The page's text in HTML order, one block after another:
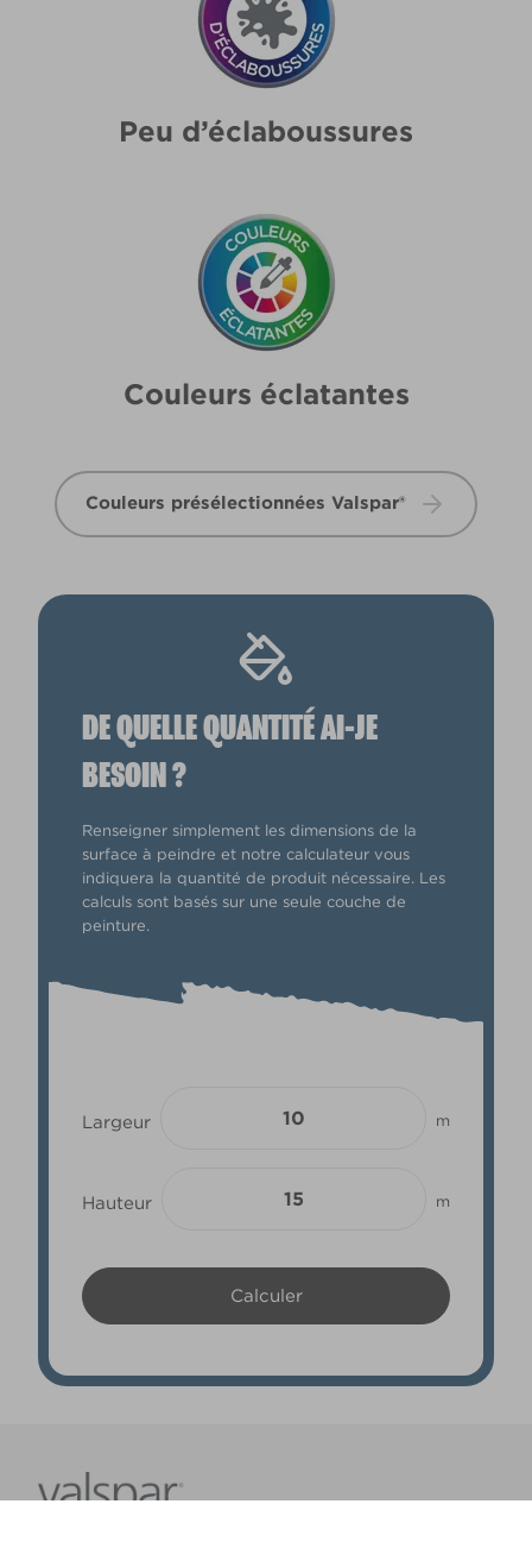
Peu d’éclaboussures
Couleurs éclatantes
Couleurs présélectionnées Valspar®
DE QUELLE QUANTITÉ AI-JE
BESOIN ?
Renseigner simplement les dimensions de la
surface à peindre et notre calculateur vous
indiquera la quantité de produit nécessaire. Les
calculs sont basés sur une seule couche de
peinture.
Largeur m
Hauteur m